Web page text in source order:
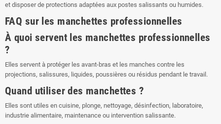
et disposer de protections adaptées aux postes salissants ou humides.
FAQ sur les manchettes professionnelles
À quoi servent les manchettes professionnelles
?
Elles servent à protéger les avant-bras et les manches contre les
projections, salissures, liquides, poussières ou résidus pendant le travail.
Quand utiliser des manchettes ?
Elles sont utiles en cuisine, plonge, nettoyage, désinfection, laboratoire,
industrie alimentaire, maintenance ou intervention salissante.